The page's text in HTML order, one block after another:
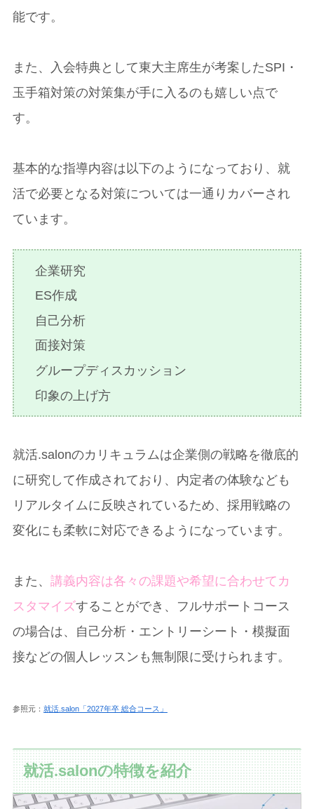
能です。
また、入会特典として東大主席生が考案したSPI・
玉手箱対策の対策集が手に入るのも嬉しい点で
す。
基本的な指導内容は以下のようになっており、就
活で必要となる対策については一通りカバーされ
ています。
企業研究
ES作成
自己分析
面接対策
グループディスカッション
印象の上げ方
就活.salonのカリキュラムは企業側の戦略を徹底的
に研究して作成されており、内定者の体験なども
リアルタイムに反映されているため、採用戦略の
変化にも柔軟に対応できるようになっています。
また、 講義内容は各々の課題や希望に合わせてカ
スタマイズすることができ、フルサポートコース
の場合は、自己分析・エントリーシート・模擬面
接などの個人レッスンも無制限に受けられます。
参照元： 就活.salon「2027年卒 総合コース」
就活.salonの特徴を紹介